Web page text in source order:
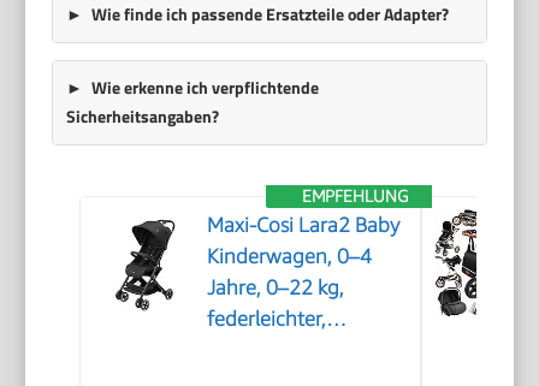
Wie finde ich passende Ersatzteile oder Adapter?
Wie erkenne ich verpflichtende
Sicherheitsangaben?
EMPFEHLUNG
Maxi-Cosi Lara2 Baby
Kinderwagen, 0–4
Jahre, 0–22 kg,
federleichter,